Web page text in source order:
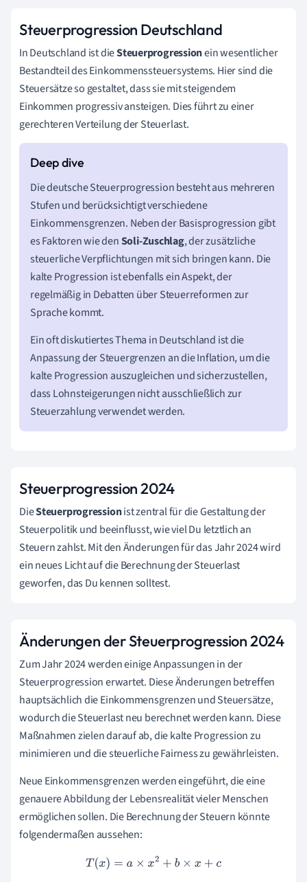
Steuerprogression Deutschland
In Deutschland ist dieSteuerprogressionein wesentlicher
Bestandteil des Einkommenssteuersystems. Hier sind die
Steuersätze so gestaltet, dass sie mit steigendem
Einkommen progressiv ansteigen. Dies führt zu einer
gerechteren Verteilung der Steuerlast.
Die deutsche Steuerprogression besteht aus mehreren
Stufen und berücksichtigt verschiedene
Einkommensgrenzen. Neben der Basisprogression gibt
es Faktoren wie denSoli-Zuschlag, der zusätzliche
steuerliche Verpflichtungen mit sich bringen kann. Die
kalte Progression ist ebenfalls ein Aspekt, der
regelmäßig in Debatten über Steuerreformen zur
Sprache kommt.
Ein oft diskutiertes Thema in Deutschland ist die
Anpassung der Steuergrenzen an die Inflation, um die
kalte Progression auszugleichen und sicherzustellen,
dass Lohnsteigerungen nicht ausschließlich zur
Steuerzahlung verwendet werden.
Steuerprogression 2024
DieSteuerprogressionist zentral für die Gestaltung der
Steuerpolitik und beeinflusst, wie viel Du letztlich an
Steuern zahlst. Mit den Änderungen für das Jahr 2024 wird
ein neues Licht auf die Berechnung der Steuerlast
geworfen, das Du kennen solltest.
Änderungen der Steuerprogression 2024
Zum Jahr 2024 werden einige Anpassungen in der
Steuerprogression erwartet. Diese Änderungen betreffen
hauptsächlich die Einkommensgrenzen und Steuersätze,
wodurch die Steuerlast neu berechnet werden kann. Diese
Maßnahmen zielen darauf ab, die kalte Progression zu
minimieren und die steuerliche Fairness zu gewährleisten.
Neue Einkommensgrenzen werden eingeführt, die eine
genauere Abbildung der Lebensrealität vieler Menschen
ermöglichen sollen. Die Berechnung der Steuern könnte
folgendermaßen aussehen:
T( x) =a ×x2 +b×x +c